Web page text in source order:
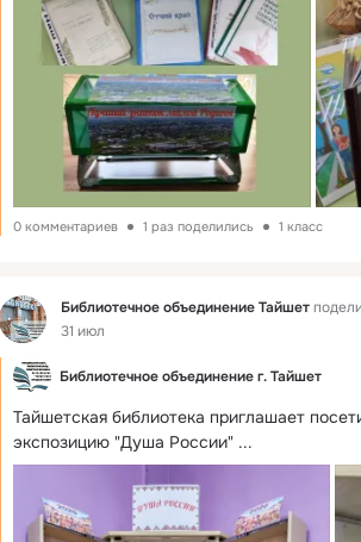
0 комментариев 1 раз поделились 1 класс
Фид Библиотечное объединение Тайшет
31 июл
Библиотечное объединение г. Тайшет
Тайшетская библиотека приглашает
экспозицию "Душа России" ...